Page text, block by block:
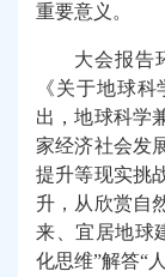
重要意义。
大会报告
《关于地球
出，地球科学
家经济社会发
提升等现实挑
升 ，从欣赏自
来、宜居地球
化思维”解答“